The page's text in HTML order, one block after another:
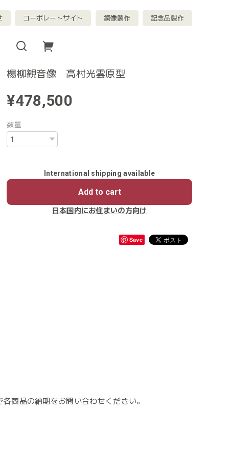
コーポレートサイト 銅像製作 記念品製作
楊柳観音像 高村光雲原型
¥478,500
数量
International shipping available
Add to cart
日本国内にお住まいの方向け
Save
商品の納期をお問い合わせください。